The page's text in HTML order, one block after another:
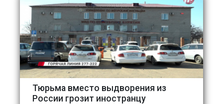
Тюрьма вместо выдворения из
России грозит иностранцу